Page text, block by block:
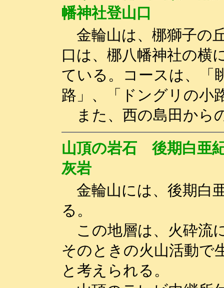
幡神社登山口
金輪山は、梛獅子の
口は、梛八幡神社の横
ている。コースは、「
路」、「ドングリの小
また、西の島田から
山頂の岩石 後期白
灰岩
金輪山には、後期白
る。
この地層は、火砕流
そのときの火山活動で
と考えられる。